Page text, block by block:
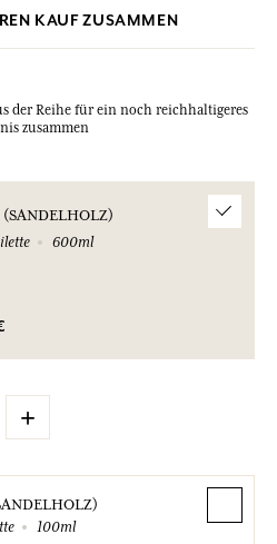
KAUF ZUSAMMEN
der Reihe für ein noch reichhaltigeres
zusammen
(SANDELHOLZ)
600ml
+
100ml